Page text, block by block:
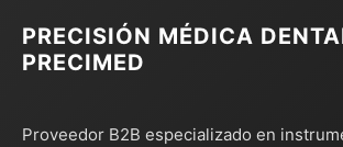
PRECISIÓN MÉDICA
PRECIMED
Proveedor B2B especializado en